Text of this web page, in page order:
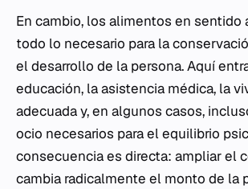
En cambio, los alimentos en sentido
todo lo necesario para la
el desarrollo de la persona. Aquí
educación, la asistencia médica, la
adecuada y, en algunos casos,
ocio necesarios para el equilibrio
consecuencia es directa: ampliar el
cambia radicalmente el monto de la